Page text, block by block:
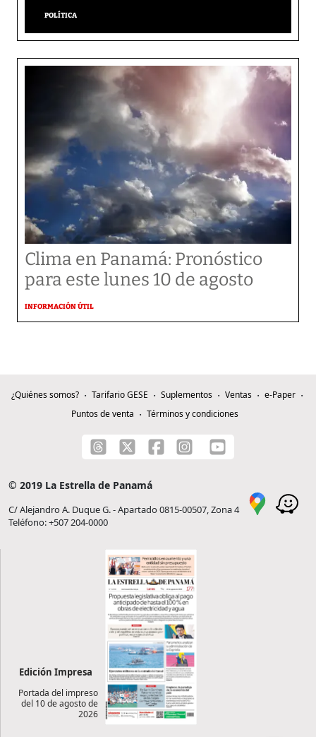
POLÍTICA
Clima en Panamá: Pronóstico
para este lunes 10 de agosto
INFORMACIÓN ÚTIL
¿Quiénes somos? Tarifario GESE Suplementos Ventas
e-Paper
Puntos de venta
Términos y condiciones
© 2019 La Estrella de Panamá
C/ Alejandro A. Duque G. - Apartado 0815-00507, Zona 4
Teléfono: +507 204-0000
Edición Impresa
Portada del impreso
del 10 de agosto de
2026